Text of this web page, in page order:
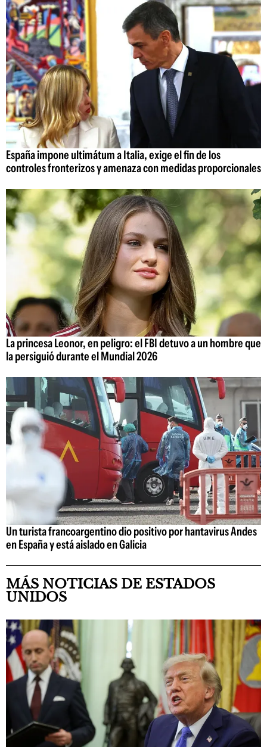
España impone ultimátum a Italia, exige el fin de los
controles fronterizos y amenaza con medidas proporcionales
La princesa Leonor, en peligro: el FBI detuvo a un hombre que
la persiguió durante el Mundial 2026
Un turista francoargentino dio positivo por hantavirus Andes
en España y está aislado en Galicia
MÁS NOTICIAS DE ESTADOS
UNIDOS